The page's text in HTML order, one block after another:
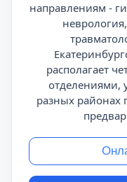
направлениям -
располагает
отделениями,
разных районах